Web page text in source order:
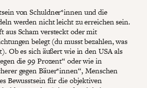
von Schuldner*innen und die
werden nicht leicht zu erreichen sein.
aus Scham versteckt oder mit
belegt (du musst bezahlen, was
Ob es sich äußert wie in den USA als
die 99 Prozent“ oder wie in
gegen Bäuer*innen“, Menschen
Bewusstsein für die objektiven